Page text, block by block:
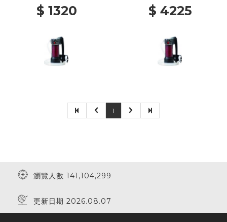
$ 1320 $ 4225
1
瀏覽人數 141,104,299
更新日期 2026.08.07